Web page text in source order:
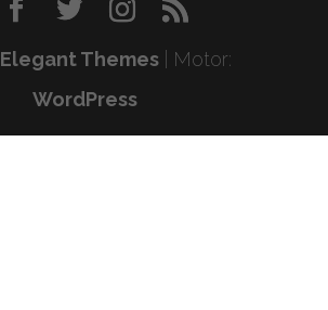
Elegant Themes| Motor:
WordPress